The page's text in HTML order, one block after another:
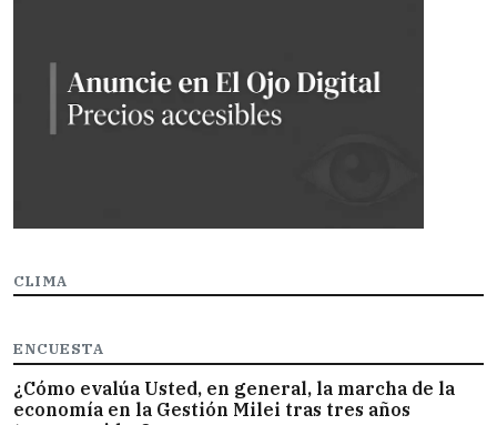
CLIMA
ENCUESTA
¿Cómo evalúa Usted, en general, la marcha de la
economía en la Gestión Milei tras tres años